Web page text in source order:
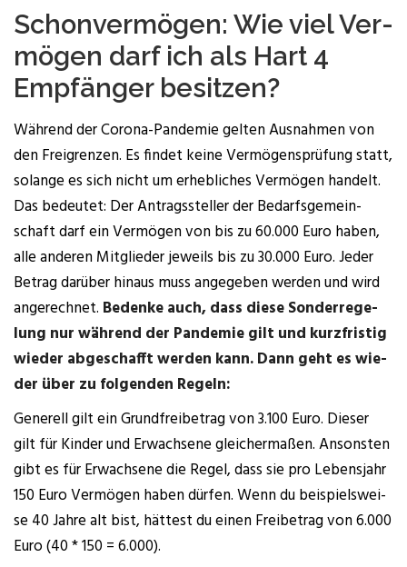
Schon­ver­mö­gen: Wie viel Ver­
mö­gen darf ich als Hart 4
Emp­fän­ger besitzen?
Wäh­rend der Coro­na-Pan­de­mie gel­ten Aus­nah­men von
den Frei­gren­zen. Es fin­det kei­ne Ver­mö­gens­prü­fung statt,
solan­ge es sich nicht um erheb­li­ches Ver­mö­gen han­delt.
Das bedeu­tet: Der Antrags­stel­ler der Bedarfs­ge­mein­
schaft darf ein Ver­mö­gen von bis zu 60.000 Euro haben,
alle ande­ren Mit­glie­der jeweils bis zu 30.000 Euro. Jeder
Betrag dar­über hin­aus muss ange­ge­ben wer­den und wird
ange­rech­net. Beden­ke auch, dass die­se Son­der­re­ge­
lung nur wäh­rend der Pan­de­mie gilt und kurz­fris­tig
wie­der abge­schafft wer­den kann. Dann geht es wie­
der über zu fol­gen­den Regeln:
Gene­rell gilt ein Grund­frei­be­trag von 3.100 Euro. Die­ser
gilt für Kin­der und Erwach­se­ne glei­cher­ma­ßen. Ansons­ten
gibt es für Erwach­se­ne die Regel, dass sie pro Lebens­jahr
150 Euro Ver­mö­gen haben dür­fen. Wenn du bei­spiels­wei­
se 40 Jah­re alt bist, hät­test du einen Frei­be­trag von 6.000
Euro (40 * 150 = 6.000).